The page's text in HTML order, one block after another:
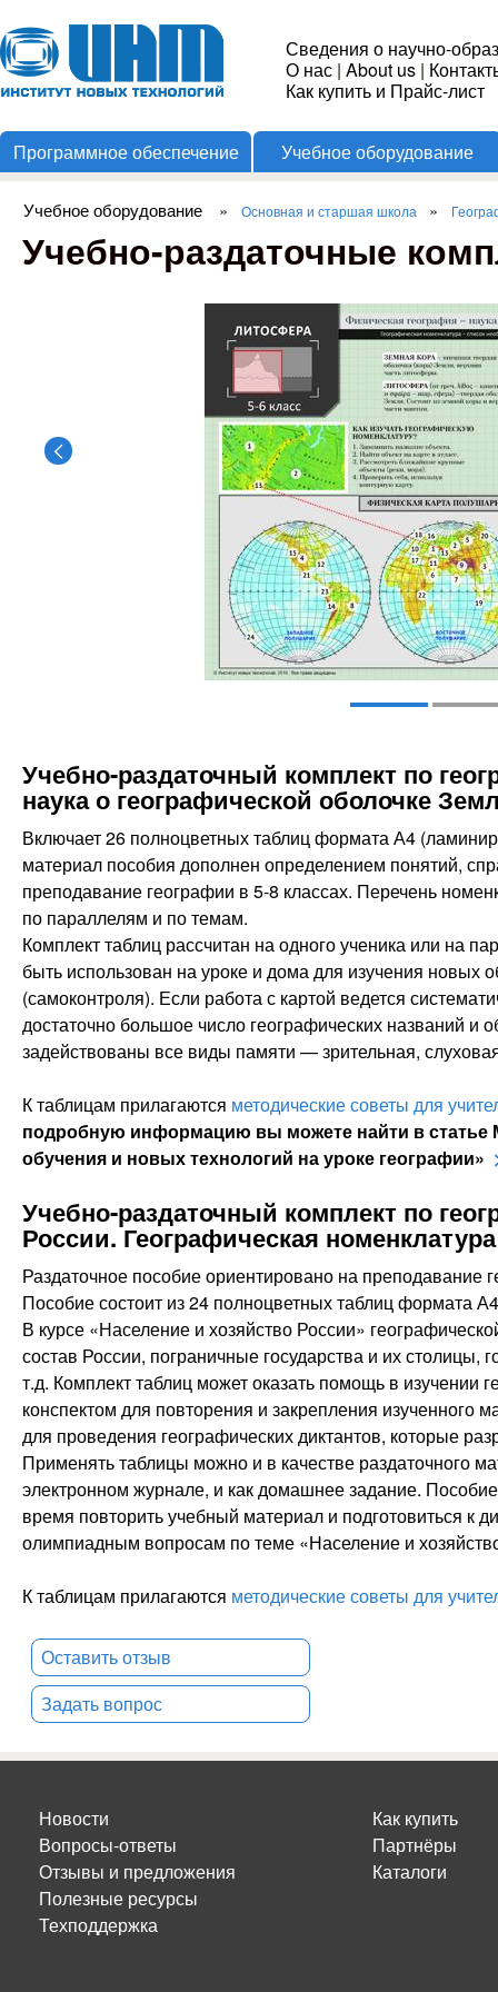
Институт
Новых
Технологий
Сведения о научно-
О нас | About us |
Как купить и Прайс-лист
Программное обеспечение Учебное оборудование
Вы здесь
Учебное оборудование » Основная и старшая школа »
Учебно-раздаточные
Учебно-раздаточный комплект по
наука о географической оболочке
Включает 26 полноцветных таблиц формата А4
материал пособия дополнен определением понятий,
преподавание географии в 5-8 классах. Перечень
по параллелям и по темам.
Комплект таблиц рассчитан на одного ученика или на
быть использован на уроке и дома для изучения новых
(самоконтроля). Если работа с картой ведется
достаточно большое число географических названий и
задействованы все виды памяти — зрительная,
К таблицам прилагаются методические советы для
подробную информацию вы можете найти в
обучения и новых технологий на уроке географии»
Учебно-раздаточный комплект по
России. Географическая
Раздаточное пособие ориентировано на преподавание
Пособие состоит из 24 полноцветных таблиц формата
В курсе «Население и хозяйство России»
состав России, пограничные государства и их столицы,
т.д. Комплект таблиц может оказать помощь в изучении
конспектом для повторения и закрепления
для проведения географических диктантов, которые
Применять таблицы можно и в качестве раздаточного
электронном журнале, и как домашнее задание.
время повторить учебный материал и подготовиться к
олимпиадным вопросам по теме «Население и
К таблицам прилагаются методические советы для
Оставить отзыв
Задать вопрос
Новости
Вопросы-ответы
Отзывы и предложения
Полезные ресурсы
Техподдержка
Как купить
Партнёры
Каталоги